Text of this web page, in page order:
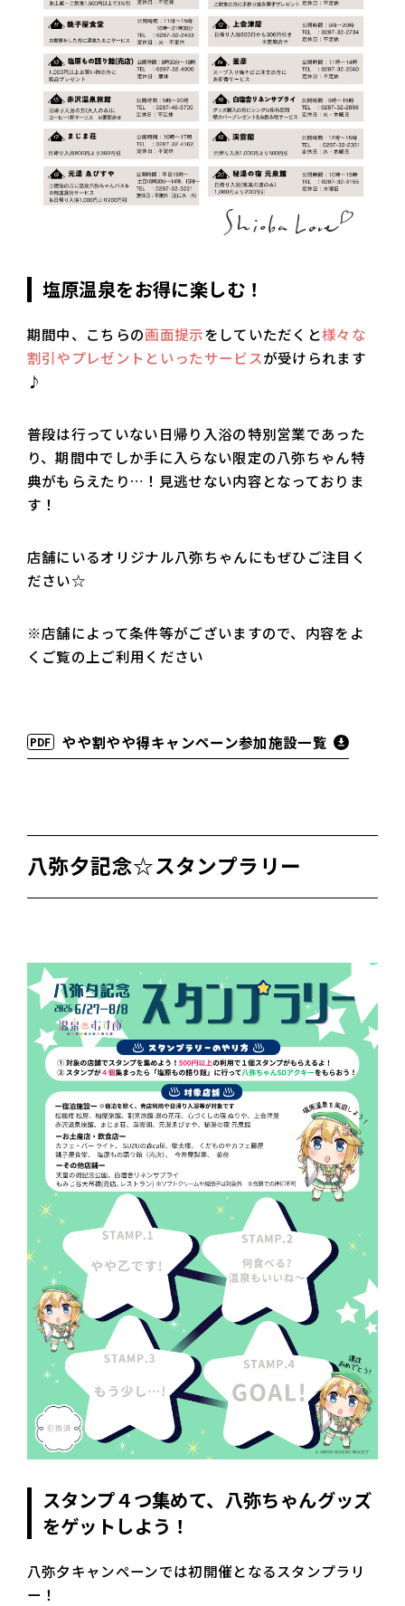
塩原温泉をお得に楽しむ！
期間中、こちらの画面提示をしていただくと様々な
割引やプレゼントといったサービスが受けられます
♪
普段は行っていない日帰り入浴の特別営業であった
り、期間中でしか手に入らない限定の八弥ちゃん特
典がもらえたり…！見逃せない内容となっておりま
す！
店舗にいるオリジナル八弥ちゃんにもぜひご注目く
ださい☆
※店舗によって条件等がございますので、内容をよ
くご覧の上ご利用ください
やや割やや得キャンペーン参加施設一覧
八弥夕記念☆スタンプラリー
スタンプ４つ集めて、八弥ちゃんグッズ
をゲットしよう！
八弥夕キャンペーンでは初開催となるスタンプラリ
ー！